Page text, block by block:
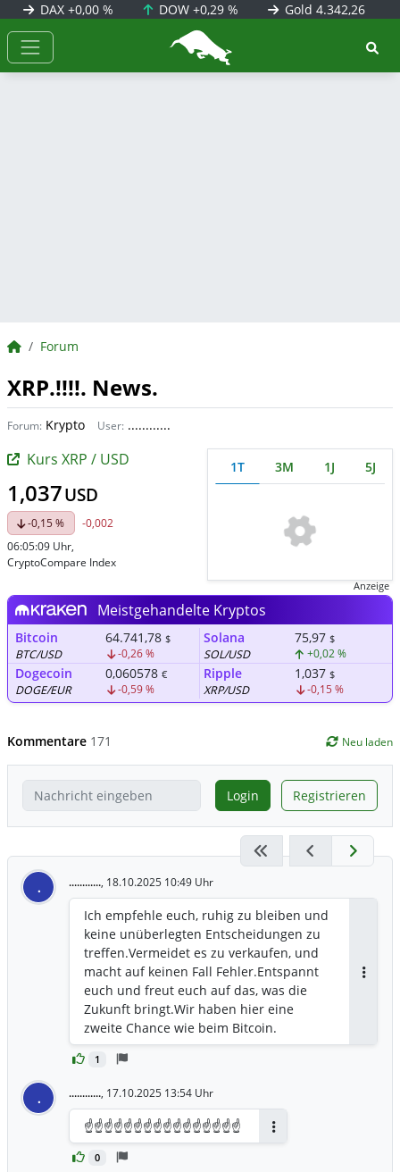
DAX +0,00 % DOW+0,29 % Gold 4.342,26
BörsenNEWS.de
BörsenNEWS.de
Forum
XRP.!!!!. News.
Forum: Krypto User: ............
Kurs XRP / USD
1,037USD
-0,15 %
-0,002
06:05:09 Uhr,
CryptoCompare Index
1T 3M 1J 5J
Anzeige
Meistgehandelte Kryptos
Bitcoin
BTC/USD
64.741,78 $
-0,26 %
Solana
SOL/USD
75,97 $
+0,02 %
Dogecoin
DOGE/EUR
0,060578 €
-0,59 %
Ripple
XRP/USD
1,037 $
-0,15 %
Kommentare 171 Neu laden
Login Registrieren
. ............, 18.10.2025 10:49 Uhr
1
Ich empfehle euch, ruhig zu bleiben und
keine unüberlegten Entscheidungen zu
treffen.Vermeidet es zu verkaufen, und
macht auf keinen Fall Fehler.Entspannt
euch und freut euch auf das, was die
Zukunft bringt.Wir haben hier eine
zweite Chance wie beim Bitcoin.
. ............, 17.10.2025 13:54 Uhr
0
☝️☝️☝️☝️☝️☝️☝️☝️☝️☝️☝️☝️☝️☝️☝️☝️